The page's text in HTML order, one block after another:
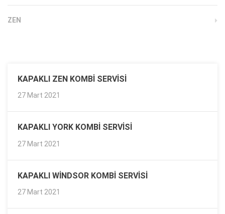
ZEN
KAPAKLI ZEN KOMBI SERVISI
27 Mart 2021
KAPAKLI YORK KOMBI SERVISI
27 Mart 2021
KAPAKLI WINDSOR KOMBI SERVISI
27 Mart 2021